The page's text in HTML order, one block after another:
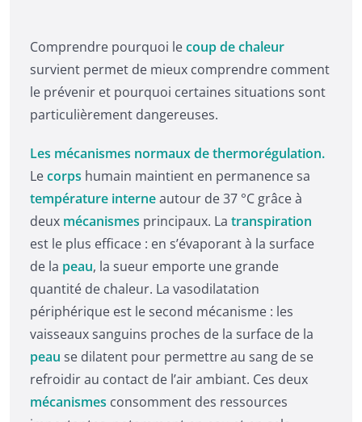
Comprendre pourquoi lecoup de chaleur
survient permet de mieux comprendre comment
le prévenir et pourquoi certaines situations sont
particulièrement dangereuses.
Les mécanismes normaux de thermorégulation.
Lecorps humain maintient en permanence sa
température interneautour de 37 °C grâce à
deux mécanismes principaux. La transpiration
est le plus efficace : en s’évaporant à la surface
de la peau, la sueur emporte une grande
quantité de chaleur. La vasodilatation
périphérique est le second mécanisme : les
vaisseaux sanguins proches de la surface de la
peau se dilatent pour permettre au sang de se
refroidir au contact de l’air ambiant. Ces deux
mécanismes consomment des ressources